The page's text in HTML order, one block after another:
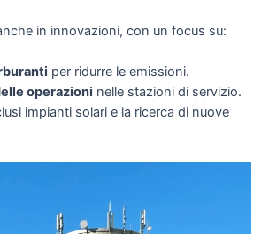
in innovazioni, con un focus su:
per ridurre le emissioni.
operazioni nelle stazioni di servizio.
impianti solari e la ricerca di nuove